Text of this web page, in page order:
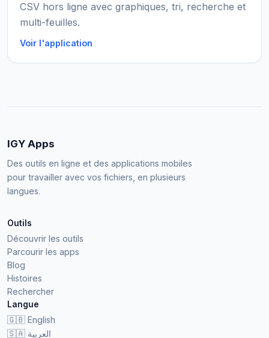
CSV hors ligne avec graphiques, tri, recherche et
multi-feuilles.
Voir l'application
IGY Apps
Des outils en ligne et des applications mobiles
pour travailler avec vos fichiers, en plusieurs
langues.
Outils
Découvrir les outils
Parcourir les apps
Blog
Histoires
Rechercher
Langue
🇬🇧 English
🇸🇦 العربية